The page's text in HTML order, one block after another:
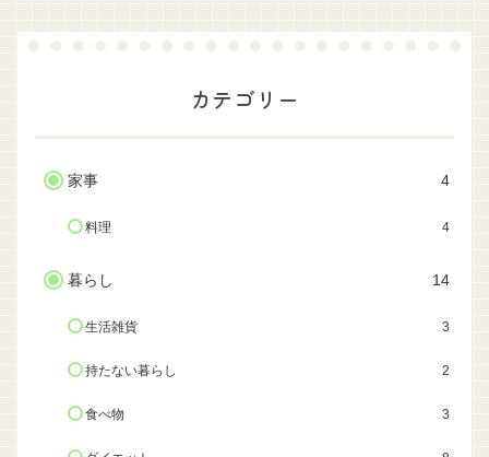
カテゴリー
家事 4
料理 4
暮らし 14
生活雑貨 3
持たない暮らし 2
食べ物 3